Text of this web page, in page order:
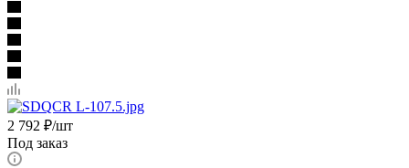
2 792 ₽/шт
Под заказ